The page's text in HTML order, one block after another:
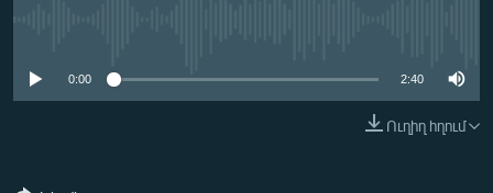
ՂԱՐԱԲԱՂ
0:00 2:40
Ուղիղ հղում